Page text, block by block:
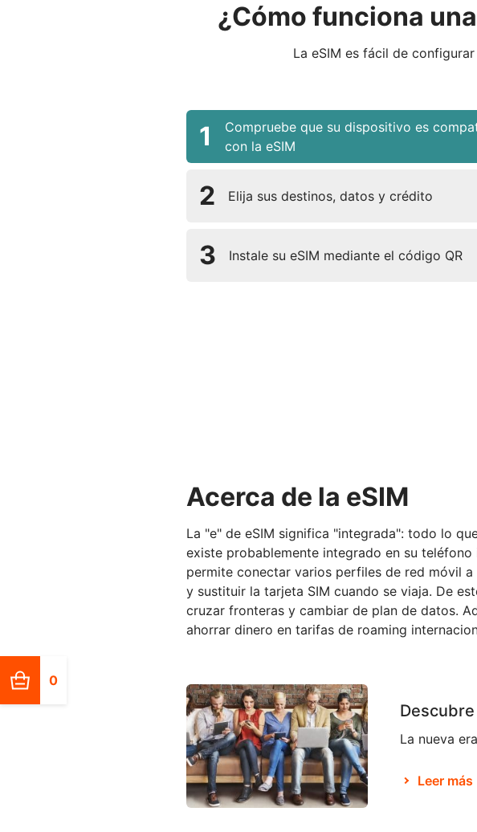
0
¿Cómo funciona
La eSIM es fácil de
1
Compruebe que su dispositivo es
con la eSIM
2 Elija sus destinos, datos y crédito
3 Instale su eSIM mediante el código QR
Acerca de la eSIM
La "e" de eSIM significa "integrada": todo lo
existe probablemente integrado en su
permite conectar varios perfiles de red móvil
y sustituir la tarjeta SIM cuando se viaja. De
cruzar fronteras y cambiar de plan de datos.
ahorrar dinero en tarifas de roaming
Leer más